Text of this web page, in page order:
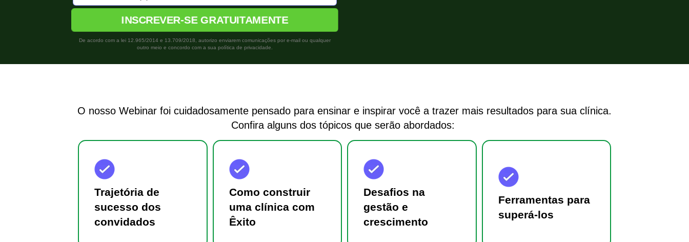
INSCREVER-SE GRATUITAMENTE
De acordo com a lei 12.965/2014 e 13.709/2018, autorizo enviarem comunicações por e-mail ou qualquer
outro meio e concordo com a sua política de privacidade.
O nosso Webinar foi cuidadosamente pensado para ensinar e inspirar você a trazer mais resultados para sua clínica.
Confira alguns dos tópicos que serão abordados:
Trajetória de
sucesso dos
convidados
Como construir
uma clínica com
Êxito
Desafios na
gestão e
crescimento
Ferramentas para
superá-los